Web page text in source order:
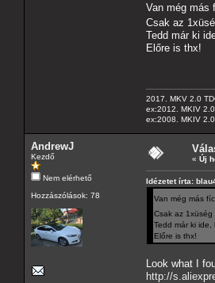
Van még
Csak az
Tedd már ki
Előre is thx!
2017. MKV 2.0
ex:2012. MKIV
ex:2008. MKIV
AndrewJ
Kezdő
Nem elérhető
Hozzászólások: 78
« Új
Idézetet írta:
Van még más
Csak az
Tedd már ki ide,
Előre is thx!
Look what I
http://